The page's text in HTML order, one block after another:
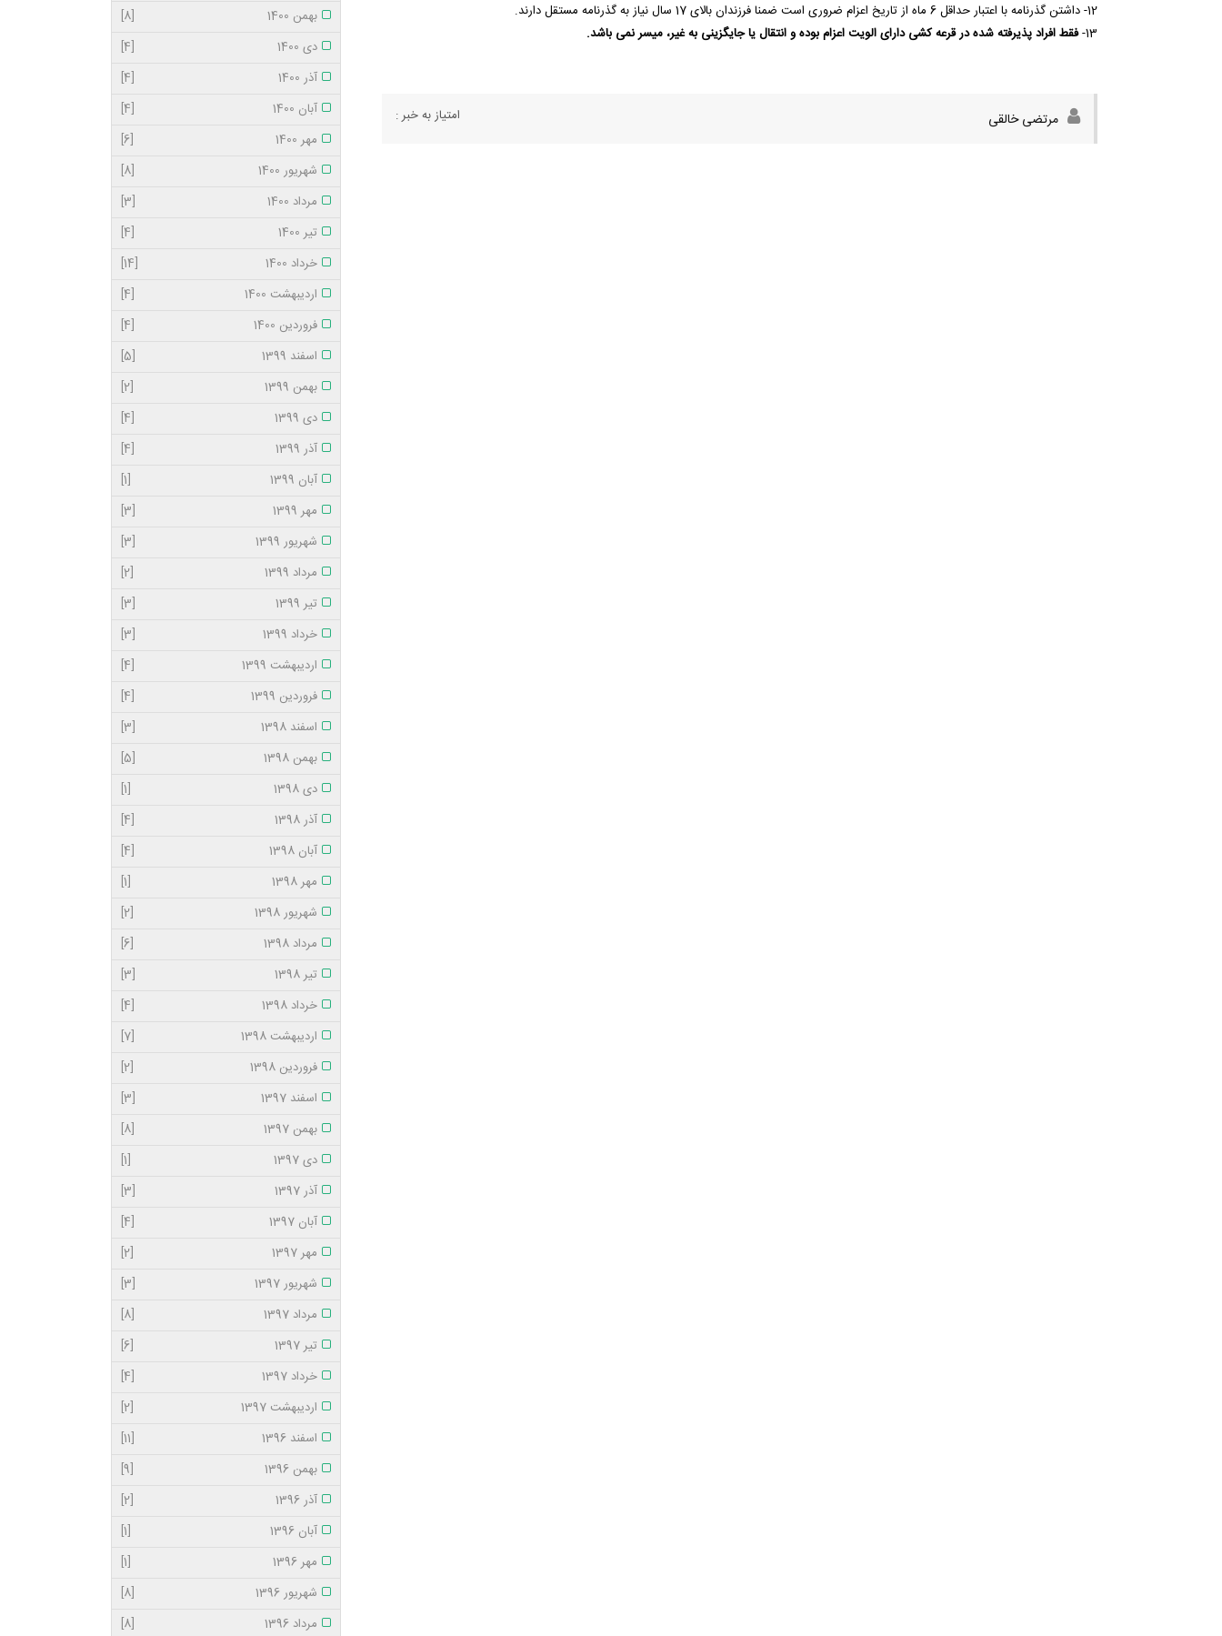
12- داشتن گذرنامه با اعتبار حداقل 6 ماه از تاریخ اعزام ضروری است ضمنا فرزندان بالای 17 سال نیاز به گذرنامه مستقل دارند.
13- فقط افراد پذیرفته شده در قرعه کشی دارای الویت اعزام بوده و انتقال یا جایگزینی به غیر، میسر نمی باشد.
مرتضی خالقی امتیاز به خبر :
بهمن 1400
[8]
دی 1400
[4]
آذر 1400
[4]
آبان 1400
[4]
مهر 1400
[6]
شهریور 1400
[8]
مرداد 1400
[3]
تیر 1400
[4]
خرداد 1400
[14]
اردیبهشت 1400
[4]
فروردین 1400
[4]
اسفند 1399
[5]
بهمن 1399
[2]
دی 1399
[4]
آذر 1399
[4]
آبان 1399
[1]
مهر 1399
[3]
شهریور 1399
[3]
مرداد 1399
[2]
تیر 1399
[3]
خرداد 1399
[3]
اردیبهشت 1399
[4]
فروردین 1399
[4]
اسفند 1398
[3]
بهمن 1398
[5]
دی 1398
[1]
آذر 1398
[4]
آبان 1398
[4]
مهر 1398
[1]
شهریور 1398
[2]
مرداد 1398
[6]
تیر 1398
[3]
خرداد 1398
[4]
اردیبهشت 1398
[7]
فروردین 1398
[2]
اسفند 1397
[3]
بهمن 1397
[8]
دی 1397
[1]
آذر 1397
[3]
آبان 1397
[4]
مهر 1397
[2]
شهریور 1397
[3]
مرداد 1397
[8]
تیر 1397
[6]
خرداد 1397
[4]
اردیبهشت 1397
[2]
اسفند 1396
[11]
بهمن 1396
[9]
آذر 1396
[2]
آبان 1396
[1]
مهر 1396
[1]
شهریور 1396
[8]
مرداد 1396
[8]